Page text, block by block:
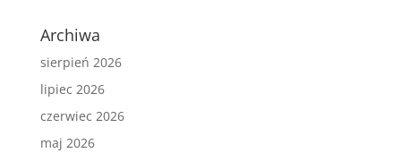
Archiwa
sierpień 2026
lipiec 2026
czerwiec 2026
maj 2026